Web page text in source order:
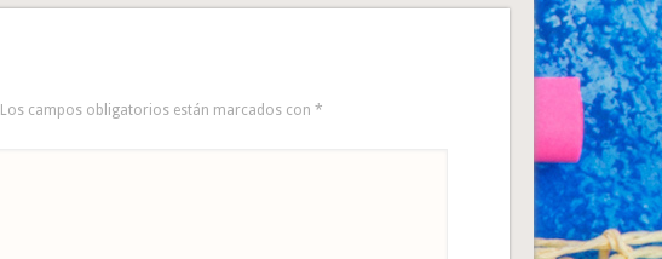
Los campos obligatorios están marcados con*